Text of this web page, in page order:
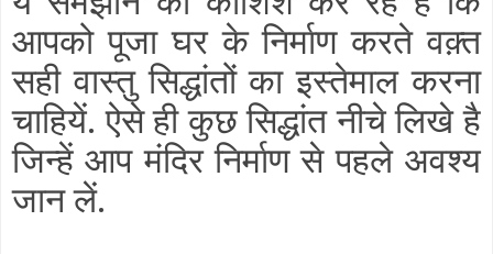
आपको पूजा घर के निर्माण करते वक़्त
सही वास्तु सिद्धांतों का इस्तेमाल करना
चाहियें. ऐसे ही कुछ सिद्धांत नीचे लिखे है
जिन्हें आप मंदिर निर्माण से पहले अवश्य
जान लें.